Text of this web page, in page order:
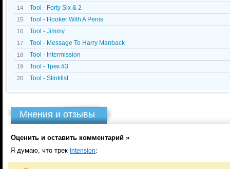
14 Tool - Forty Six & 2
15 Tool - Hooker With A Penis
16 Tool - Jimmy
17 Tool - Message To Harry Manback
18 Tool - Intermission
19 Tool - Трек #3
20 Tool - Stinkfist
Мнения и отзывы
Оценить и оставить комментарий »
Я думаю, что трек Intension: